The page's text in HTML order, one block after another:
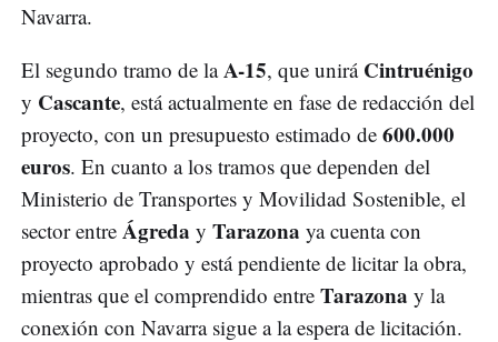
Navarra.
El segundo tramo de laA-15, que unirá Cintruénigo
y Cascante, está actualmente en fase de redacción del
proyecto, con un presupuesto estimado de 600.000
euros. En cuanto a los tramos que dependen del
Ministerio de Transportes y Movilidad Sostenible, el
sector entre Ágreda y Tarazona ya cuenta con
proyecto aprobado y está pendiente de licitar la obra,
mientras que el comprendido entre Tarazona y la
conexión con Navarra sigue a la espera de licitación.